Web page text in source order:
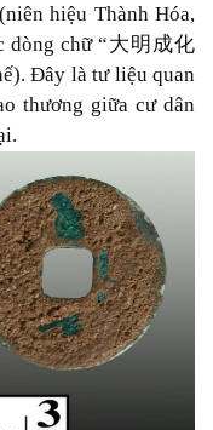
hiệu Thành Hóa,
dòng chữ “大明成化
Đây là tư liệu quan
thương giữa cư dân